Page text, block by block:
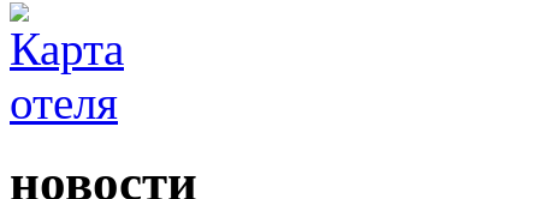
новости